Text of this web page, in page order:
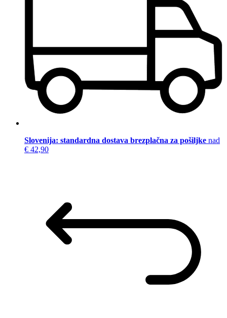
Slovenija: standardna dostava brezplačna za pošiljke nad
€ 42,90